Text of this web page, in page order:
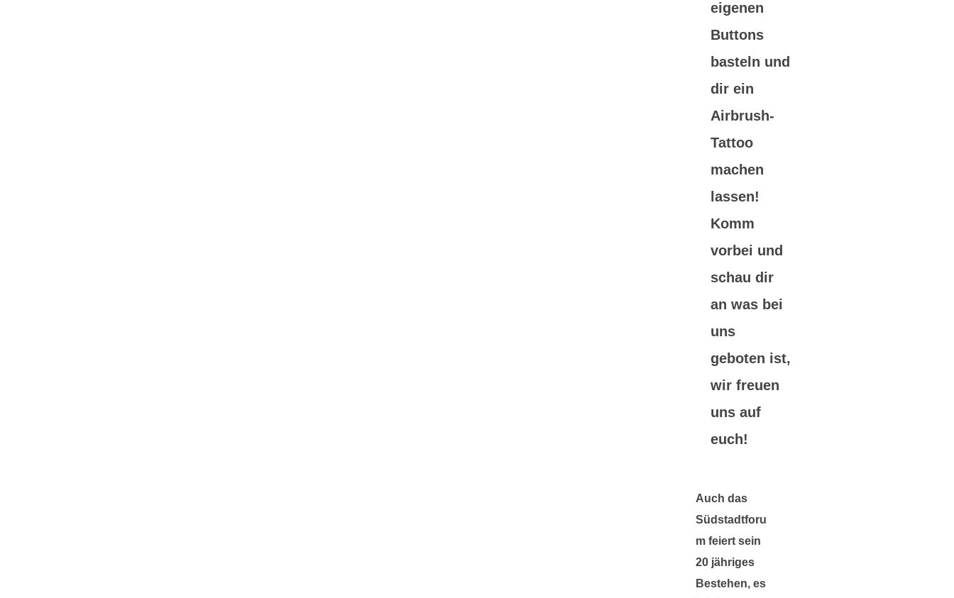
eigenen
Buttons
basteln und
dir ein
Airbrush-
Tattoo
machen
lassen!
Komm
vorbei und
schau dir
an was bei
uns
geboten ist,
wir freuen
uns auf
euch!
Auch das
Südstadtforu
m feiert sein
20 jähriges
Bestehen, es